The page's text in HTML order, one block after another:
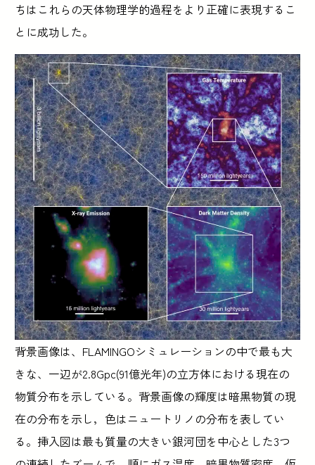
ちはこれらの天体物理学的過程をより正確に表現するこ
とに成功した。
背景画像は、FLAMINGOシミュレーションの中で最も大
きな、一辺が2.8Gpc(91億光年)の立方体における現在の
物質分布を示している。背景画像の輝度は暗黒物質の現
在の分布を示し，色はニュートリノの分布を表してい
る。挿入図は最も質量の大きい銀河団を中心とした3つ